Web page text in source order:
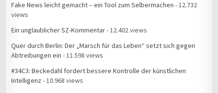
Fake News leicht gemacht – ein Tool zum Selbermachen - 12.732
views
Ein unglaublicher SZ-Kommentar- 12.402 views
Quer durch Berlin: Der „Marsch für das Leben“ setzt sich gegen
Abtreibungen ein - 11.598 views
#34C3: Beckedahl fordert bessere Kontrolle der künstlichen
Intelligenz - 10.968 views